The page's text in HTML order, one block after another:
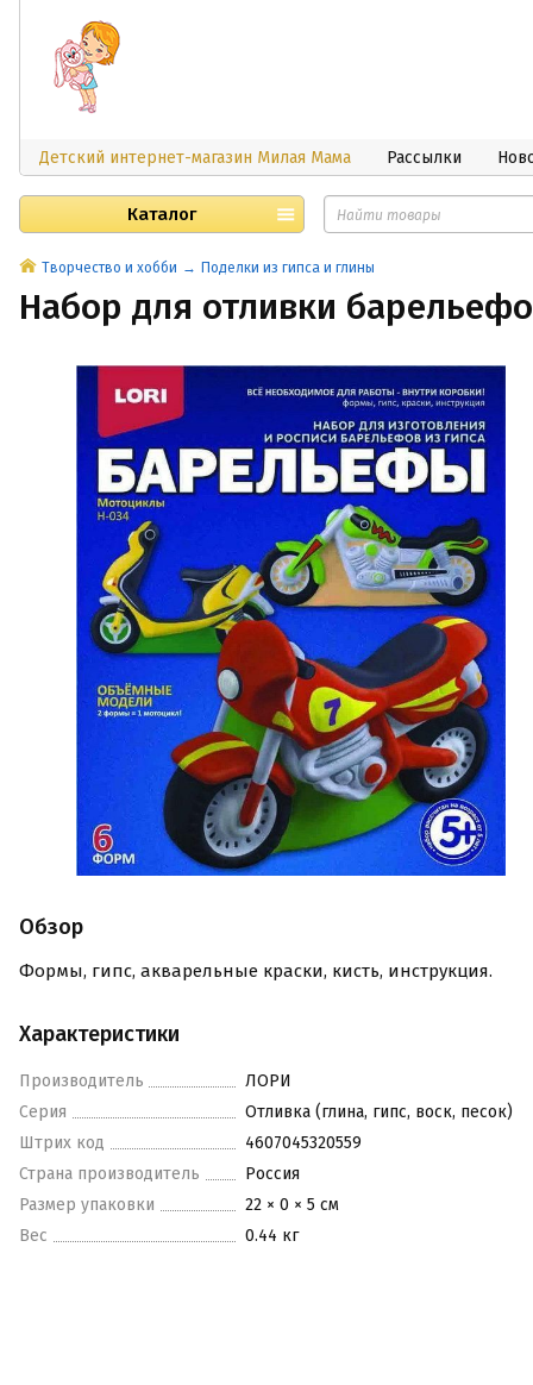
Детский интернет-магазин Милая Мама Рассылки
Каталог
Творчество и хобби Поделки из гипса и глины
Набор для отливки
Обзор
Формы, гипс, акварельные краски, кисть, инструкция.
Характеристики
Производитель
ЛОРИ
Серия
Отливка (глина, гипс, воск, песок)
Штрих код
4607045320559
Страна производитель
Россия
Размер упаковки
22 × 0 × 5 см
Вес
0.44 кг